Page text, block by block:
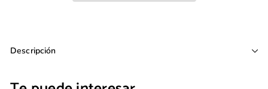
Descripción